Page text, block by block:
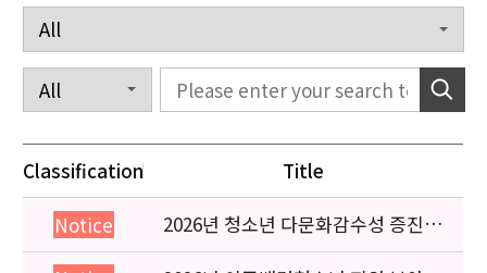
Classification Title
Notice
2026년 청소년 다문화감수성 증진
프로그램 「다가감」신청기관 안내